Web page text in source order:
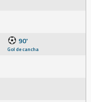
90'
Gol de cancha